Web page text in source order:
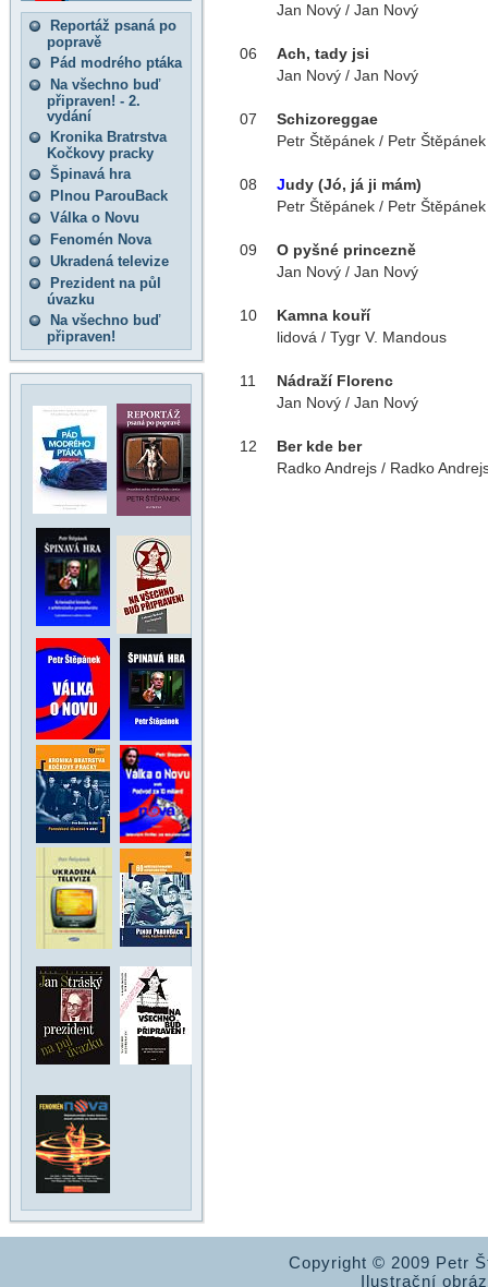
Reportáž psaná po
popravě
Pád modrého ptáka
Na všechno buď
připraven! - 2.
vydání
Kronika Bratrstva
Kočkovy pracky
Špinavá hra
Plnou ParouBack
Válka o Novu
Fenomén Nova
Ukradená televize
Prezident na půl
úvazku
Na všechno buď
připraven!
Jan Nový / Jan Nový
06
Ach, tady jsi
Jan Nový / Jan Nový
07
Schizoreggae
Petr Štěpánek / Petr Štěpánek
08 Judy (Jó, já ji mám)
Petr Štěpánek / Petr Štěpánek
09
O pyšné princezně
Jan Nový / Jan Nový
10
Kamna kouří
lidová / Tygr V. Mandous
11
Nádraží Florenc
Jan Nový / Jan Nový
12
Ber kde ber
Radko Andrejs / Radko
Copyright © 2009 Petr
Ilustrační